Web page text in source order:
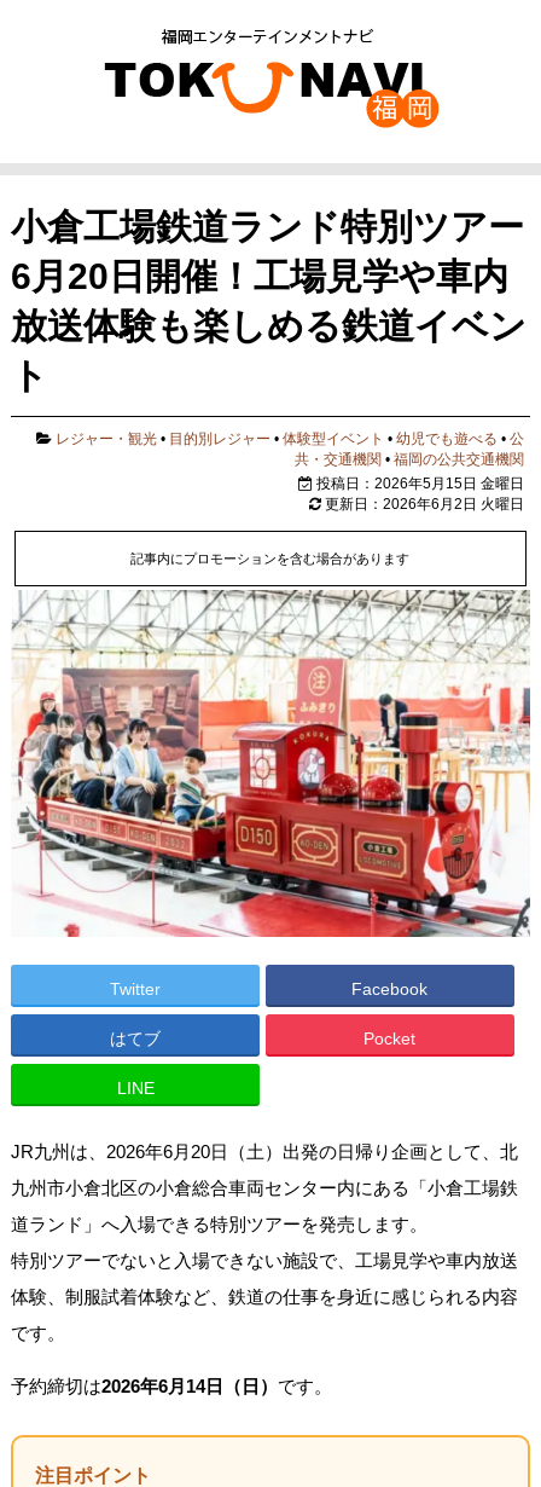
小倉工場鉄道ランド特別ツアー
6月20日開催！工場見学や車内
放送体験も楽しめる鉄道イベン
ト
レジャー・観光 • 目的別レジャー •体験型イベント •幼児でも遊べる •公
共・交通機関 •福岡の公共交通機関
投稿日：2026年5月15日 金曜日
更新日：2026年6月2日 火曜日
記事内にプロモーションを含む場合があります
Twitter Facebook
はてブ Pocket
LINE
JR九州は、2026年6月20日（土）出発の日帰り企画として、北
九州市小倉北区の小倉総合車両センター内にある「小倉工場鉄
道ランド」へ入場できる特別ツアーを発売します。
特別ツアーでないと入場できない施設で、工場見学や車内放送
体験、制服試着体験など、鉄道の仕事を身近に感じられる内容
です。
予約締切は2026年6月14日（日） です。
注目ポイント